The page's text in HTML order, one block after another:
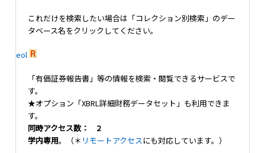
これだけを検索したい場合は「コレクション別検索」のデー
タベース名をクリックしてください。
eol
「有価証券報告書」等の情報を検索・閲覧できるサービスで
す。
★オプション「XBRL詳細財務データセット」も利用できま
す。
同時アクセス数： 2
学内専用。（＊ リモートアクセスにも対応しています。）